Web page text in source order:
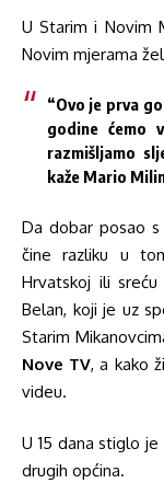
U Starim i Novim
Novim mjerama
“Ovo je prva
godine ćemo
razmišljamo
kaže Mario
Da dobar posao
čine razliku u
Hrvatskoj ili
Belan, koji je uz
Starim
Nove TV, a kako
videu.
U 15 dana stiglo
drugih općina.